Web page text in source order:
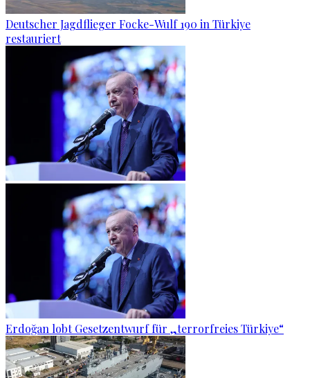
Deutscher Jagdflieger Focke-Wulf 190 in Türkiye
restauriert
Erdoğan lobt Gesetzentwurf für „terrorfreies Türkiye“